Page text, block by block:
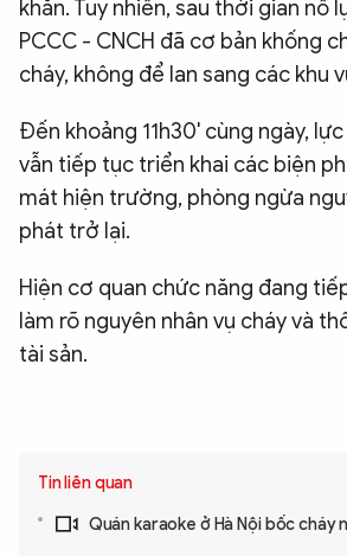
khăn. Tuy nhiên, sau thời gian nỗ
PCCC - CNCH đã cơ bản khống
cháy, không để lan sang các khu
Đến khoảng 11h30' cùng ngày,
vẫn tiếp tục triển khai các biện
mát hiện trường, phòng ngừa
phát trở lại.
Hiện cơ quan chức năng đang
làm rõ nguyên nhân vụ cháy và
tài sản.
Tin liên quan
Quán karaoke ở Hà Nội bốc cháy